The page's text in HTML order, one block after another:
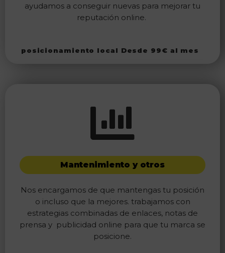
ayudamos a conseguir nuevas para mejorar tu
reputación online.
posicionamiento local Desde 99€ al mes
Mantenimiento y otros
Nos encargamos de que mantengas tu posición
o incluso que la mejores. trabajamos con
estrategias combinadas de enlaces, notas de
prensa y publicidad online para que tu marca se
posicione.